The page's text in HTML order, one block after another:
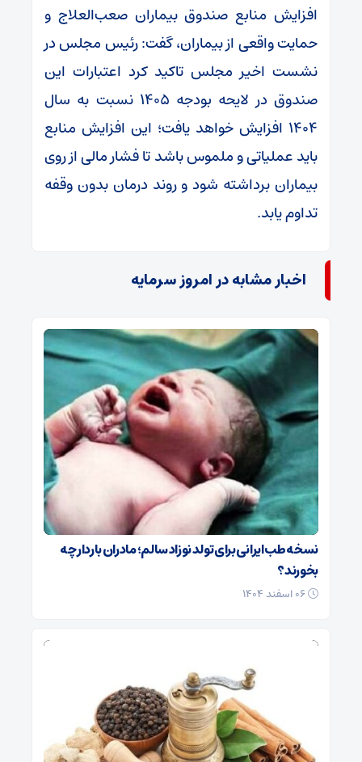
افزایش منابع صندوق بیماران صعب‌العلاج و
حمایت واقعی از بیماران، گفت: رئیس مجلس در
نشست اخیر مجلس تاکید کرد اعتبارات این
صندوق در لایحه بودجه ۱۴۰۵ نسبت به سال
۱۴۰۴ افزایش خواهد یافت؛ این افزایش منابع
باید عملیاتی و ملموس باشد تا فشار مالی از روی
بیماران برداشته شود و روند درمان بدون وقفه
تداوم یابد.
اخبار مشابه در امروز سرمایه
نسخه طب ایرانی برای تولد نوزاد سالم؛ مادران باردار چه
بخورند؟